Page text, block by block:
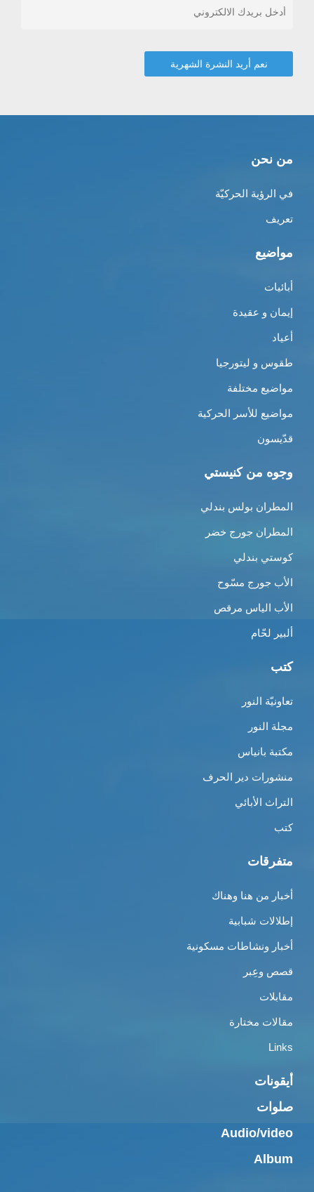
من نحن
في الرؤية الحركيّة
تعريف
مواضيع
أبائيات
إيمان و عقيدة
أعياد
طقوس و ليتورجيا
مواضيع مختلفة
مواضيع للأسر الحركية
قدّيسون
وجوه من كنيستي
المطران بولس بندلي
المطران جورج خضر
كوستي بندلي
الأب جورج مسّوح
الأب الياس مرقص
ألبير لحّام
كتب
تعاونيّة النور
مجلة النور
مكتبة بانياس
منشورات دير الحرف
التراث الأبائي
كتب
متفرقات
أخبار من هنا وهناك
إطلالات شبابية
أخبار ونشاطات مسكونية
قصص وعِبر
مقابلات
مقالات مختارة
Links
أيقونات
صلوات
Audio/video
Album